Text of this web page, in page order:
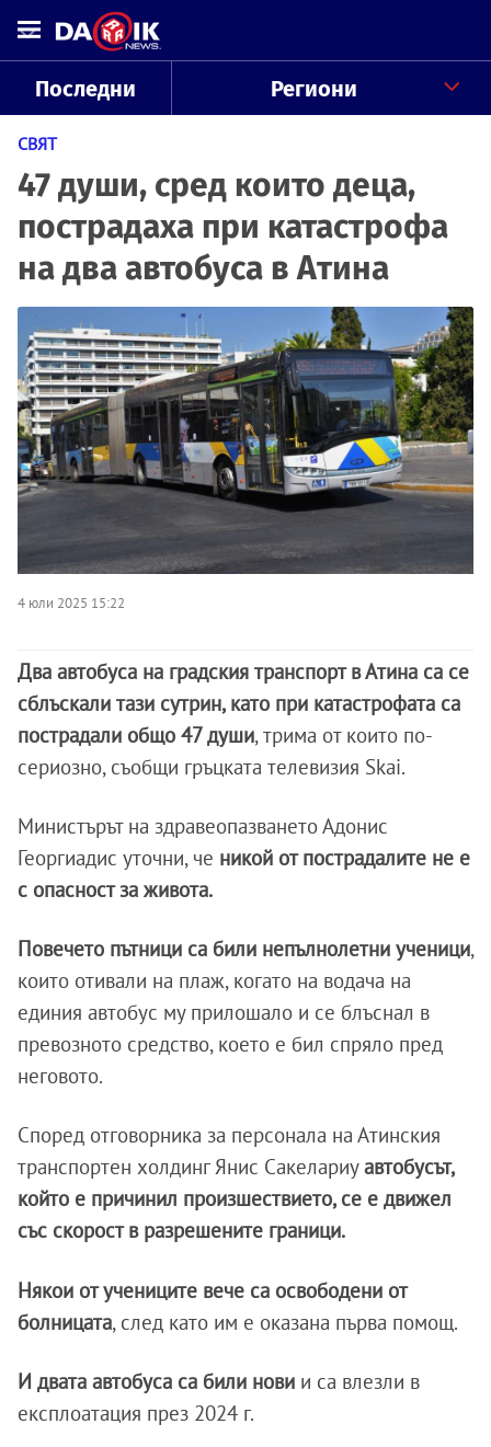
Последни Региони
СВЯТ
47 души, сред които деца,
пострадаха при катастрофа
на два автобуса в Атина
4 юли 2025 15:22
Два автобуса на градския транспорт в Атина са се
сблъскали тази сутрин, като при катастрофата са
пострадали общо 47 души, трима от които по-
сериозно, съобщи гръцката телевизия Skai.
Министърът на здравеопазването Адонис
Георгиадис уточни, че никой от пострадалите не е
с опасност за живота.
Повечето пътници са били непълнолетни ученици,
които отивали на плаж, когато на водача на
единия автобус му прилошало и се блъснал в
превозното средство, което е бил спряло пред
неговото.
Според отговорника за персонала на Атинския
транспортен холдинг Янис Сакелариуавтобусът,
който е причинил произшествието, се е движел
със скорост в разрешените граници.
Някои от учениците вече са освободени от
болницата, след като им е оказана първа помощ.
И двата автобуса са били нови и са влезли в
експлоатация през 2024 г.